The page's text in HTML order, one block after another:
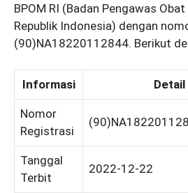
BPOM RI (Badan Pengawas
Republik Indonesia) dengan
(90)NA18220112844. Berikut
Informasi
Nomor
Registrasi
Tanggal
Terbit
2022-12-22